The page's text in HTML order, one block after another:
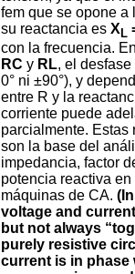
fem que se opone a
su reactancia es X L
con la frecuencia.
RC y RL, el
0° ni ±90°), y
entre R y la
corriente puede
parcialmente. Estas
son la base del
impedancia, factor
potencia reactiva
máquinas de CA.
voltage and
but not always
purely resistive
current is in phase